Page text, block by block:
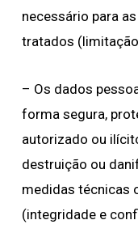
necessário para
tratados
– Os dados
forma segura,
autorizado ou
destruição ou
medidas técnicas
(integridade e